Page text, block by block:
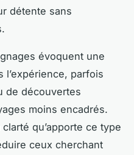
détente sans
évoquent une
l’expérience, parfois
de découvertes
moins encadrés.
qu’apporte ce type
ceux cherchant